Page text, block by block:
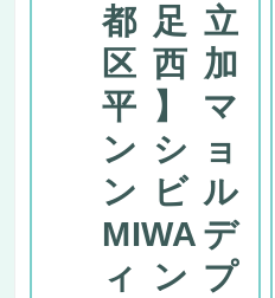
都足立
区西加
平】マ
ンショ
ンビル
MIWAデ
ィンプ